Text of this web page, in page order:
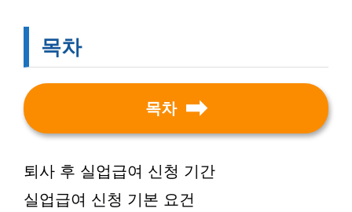
목차
목차
퇴사 후 실업급여 신청 기간
실업급여 신청 기본 요건